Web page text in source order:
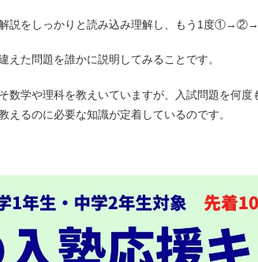
説をしっかりと読み込み理解し、もう1度
えた問題を誰かに説明してみることです。
数学や理科を教えいていますが、入試問題を何
えるのに必要な知識が定着しているのです。